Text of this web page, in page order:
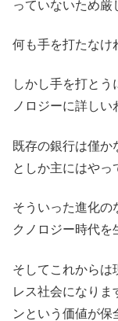
っていないため厳
何も手を打たなけ
しかし手を打とう
ノロジーに詳しい
既存の銀行は僅か
としか主にはやっ
そういった進化の
クノロジー時代を
そしてこれからは
レス社会になりま
ンという価値が保